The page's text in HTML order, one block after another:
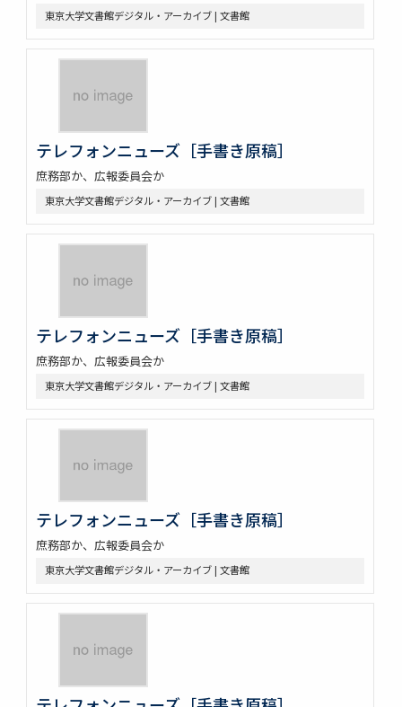
東京大学文書館デジタル・アーカイブ | 文書館
テレフォンニューズ［手書き原稿］
庶務部か、広報委員会か
東京大学文書館デジタル・アーカイブ | 文書館
テレフォンニューズ［手書き原稿］
庶務部か、広報委員会か
東京大学文書館デジタル・アーカイブ | 文書館
テレフォンニューズ［手書き原稿］
庶務部か、広報委員会か
東京大学文書館デジタル・アーカイブ | 文書館